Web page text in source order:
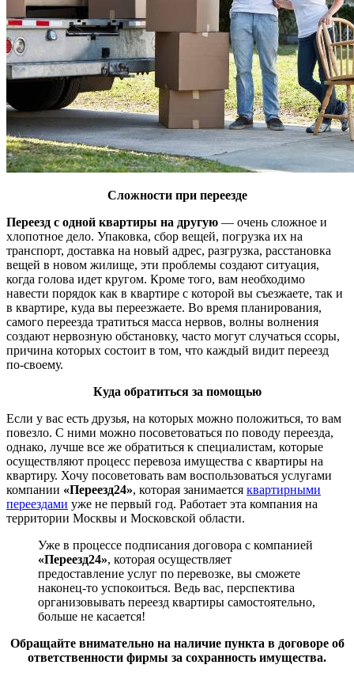
Сложности при переезде
Переезд с одной квартиры на другую — очень сложное и
хлопотное дело. Упаковка, сбор вещей, погрузка их на
транспорт, доставка на новый адрес, разгрузка, расстановка
вещей в новом жилище, эти проблемы создают ситуация,
когда голова идет кругом. Кроме того, вам необходимо
навести порядок как в квартире с которой вы съезжаете, так и
в квартире, куда вы переезжаете. Во время планирования,
самого переезда тратиться масса нервов, волны волнения
создают нервозную обстановку, часто могут случаться ссоры,
причина которых состоит в том, что каждый видит переезд
по-своему.
Куда обратиться за помощью
Если у вас есть друзья, на которых можно положиться, то вам
повезло. С ними можно посоветоваться по поводу переезда,
однако, лучше все же обратиться к специалистам, которые
осуществляют процесс перевоза имущества с квартиры на
квартиру. Хочу посоветовать вам воспользоваться услугами
компании «Переезд24», которая занимается квартирными
переездами уже не первый год. Работает эта компания на
территории Москвы и Московской области.
Уже в процессе подписания договора с компанией
«Переезд24», которая осуществляет
предоставление услуг по перевозке, вы сможете
наконец-то успокоиться. Ведь вас, перспектива
организовывать переезд квартиры самостоятельно,
больше не касается!
Обращайте внимательно на наличие пункта в договоре об
ответственности фирмы за сохранность имущества.